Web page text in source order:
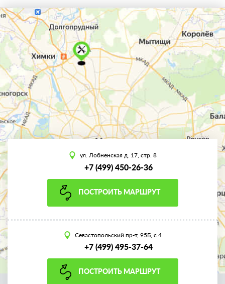
ул. Лобненская д. 17, стр. 8
+7 (499) 450-26-36
ПОСТРОИТЬ МАРШРУТ
Севастопольский пр-т, 95Б, с.4
+7 (499) 495-37-64
ПОСТРОИТЬ МАРШРУТ